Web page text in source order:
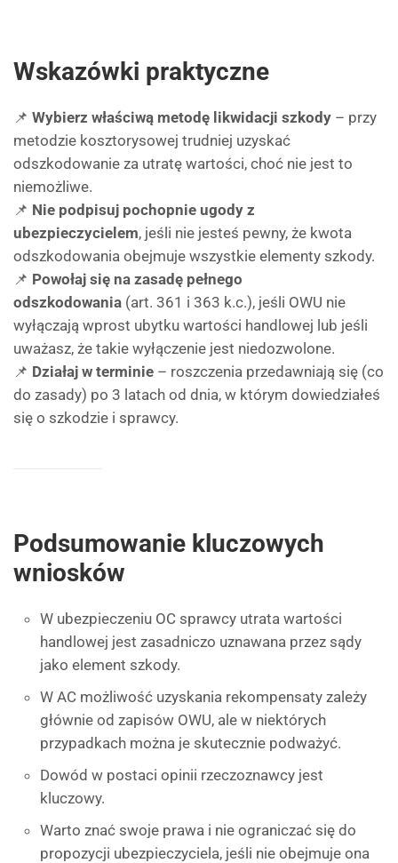
Wskazówki praktyczne
📌 Wybierz właściwą metodę likwidacji szkody – przy
metodzie kosztorysowej trudniej uzyskać
odszkodowanie za utratę wartości, choć nie jest to
niemożliwe.
📌 Nie podpisuj pochopnie ugody z
ubezpieczycielem, jeśli nie jesteś pewny, że kwota
odszkodowania obejmuje wszystkie elementy szkody.
📌 Powołaj się na zasadę pełnego
odszkodowania (art. 361 i 363 k.c.), jeśli OWU nie
wyłączają wprost ubytku wartości handlowej lub jeśli
uważasz, że takie wyłączenie jest niedozwolone.
📌 Działaj w terminie – roszczenia przedawniają się (co
do zasady) po 3 latach od dnia, w którym dowiedziałeś
się o szkodzie i sprawcy.
Podsumowanie kluczowych
wniosków
W ubezpieczeniu OC sprawcy utrata wartości
handlowej jest zasadniczo uznawana przez sądy
jako element szkody.
W AC możliwość uzyskania rekompensaty zależy
głównie od zapisów OWU, ale w niektórych
przypadkach można je skutecznie podważyć.
Dowód w postaci opinii rzeczoznawcy jest
kluczowy.
Warto znać swoje prawa i nie ograniczać się do
propozycji ubezpieczyciela, jeśli nie obejmuje ona